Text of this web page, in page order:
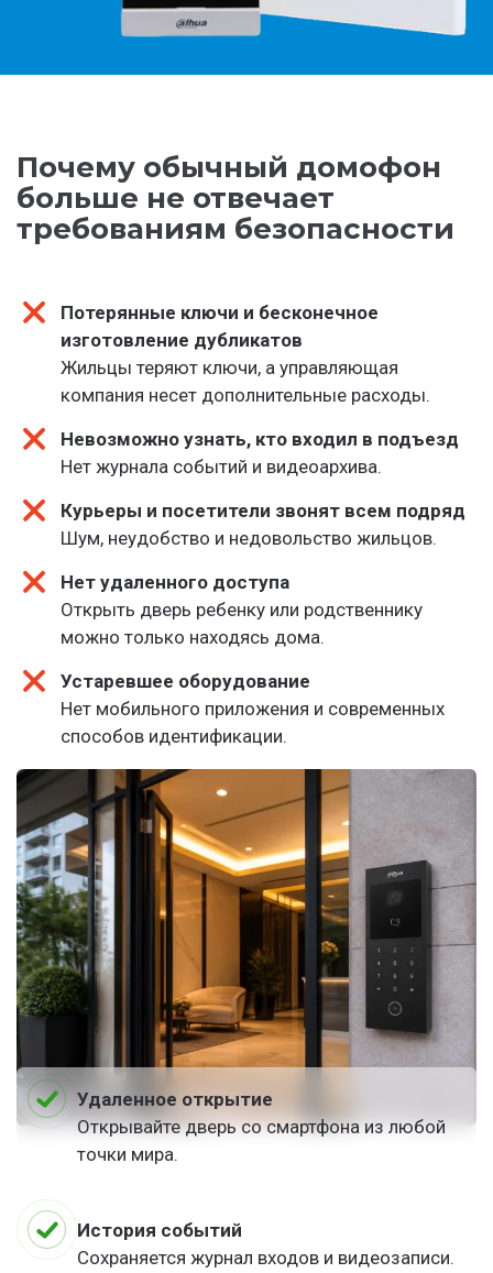
Почему обычный домофон
больше не отвечает
требованиям безопасности
Потерянные ключи и бесконечное
изготовление дубликатов
Жильцы теряют ключи, а управляющая
компания несет дополнительные расходы.
Невозможно узнать, кто входил в подъезд
Нет журнала событий и видеоархива.
Курьеры и посетители звонят всем подряд
Шум, неудобство и недовольство жильцов.
Нет удаленного доступа
Открыть дверь ребенку или родственнику
можно только находясь дома.
Устаревшее оборудование
Нет мобильного приложения и современных
способов идентификации.
Удаленное открытие
Открывайте дверь со смартфона из любой
точки мира.
История событий
Сохраняется журнал входов и видеозаписи.